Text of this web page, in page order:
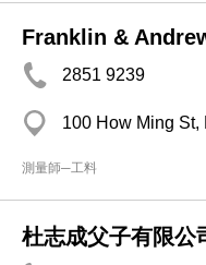
Franklin &
2851 9239
100 How Ming St,
測量師─工料
杜志成父子有限公